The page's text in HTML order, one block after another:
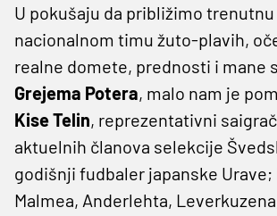
U pokušaju da približimo
nacionalnom timu žuto-plavih,
realne domete, prednosti i mane
Grejema Potera, malo nam je
Kise Telin, reprezentativni
aktuelnih članova selekcije
godišnji fudbaler japanske
Malmea, Anderlehta,